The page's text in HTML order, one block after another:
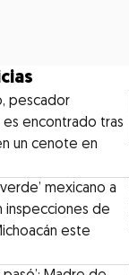
pescador
encontrado tras
un cenote en
mexicano a
inspecciones de
este